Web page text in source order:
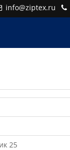
info@ziptex.ru
25